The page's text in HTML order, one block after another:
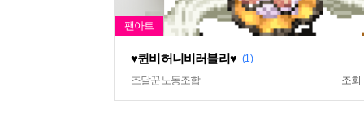
♥퀸비허니비러블리♥ (1)
조달꾼노동조합 조회